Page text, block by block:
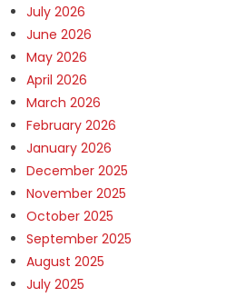
July 2026
June 2026
May 2026
April 2026
March 2026
February 2026
January 2026
December 2025
November 2025
October 2025
September 2025
August 2025
July 2025